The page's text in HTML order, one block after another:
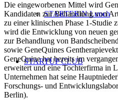
STARTERiN Lunch
STARTUP CLUB
Die eingeworbenen Mittel wird
Kandidaten zur Behandlung von
zu einer klinischen Phase 1-Studie
wird die Entwicklung von neuen
zur Behandlung von
sowie GeneQuines
GeneQuine hat bereits im
erweitert und eine Tochterfirma in
Unternehmen hat seine
Forschungs- und
Berlin).